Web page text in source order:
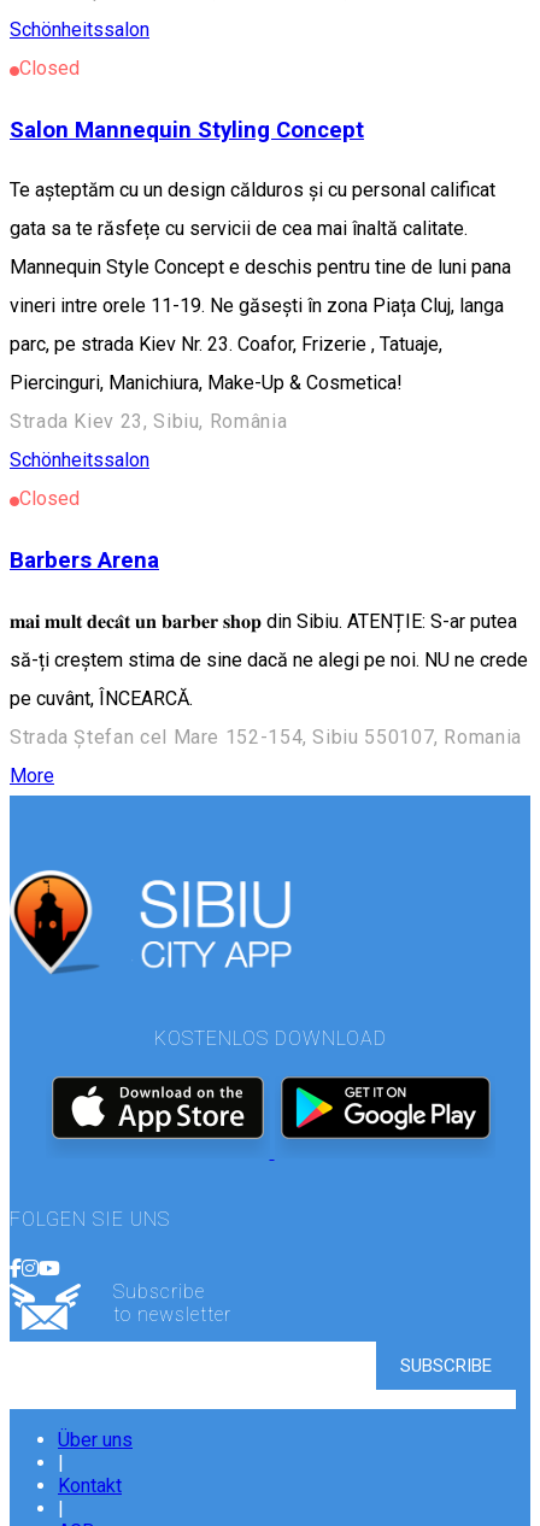
Schönheitssalon
Closed
Salon Mannequin Styling Concept
Te așteptăm cu un design călduros și cu personal calificat
gata sa te răsfețe cu servicii de cea mai înaltă calitate.
Mannequin Style Concept e deschis pentru tine de luni pana
vineri intre orele 11-19. Ne găsești în zona Piața Cluj, langa
parc, pe strada Kiev Nr. 23. Coafor, Frizerie , Tatuaje,
Piercinguri, Manichiura, Make-Up & Cosmetica!
Strada Kiev 23, Sibiu, România
Schönheitssalon
Closed
Barbers Arena
𝐦𝐚𝐢 𝐦𝐮𝐥𝐭 𝐝𝐞𝐜𝐚̂𝐭 𝐮𝐧 𝐛𝐚𝐫𝐛𝐞𝐫 𝐬𝐡𝐨𝐩 din Sibiu. ATENȚIE: S-ar putea
să-ți creștem stima de sine dacă ne alegi pe noi. NU ne crede
pe cuvânt, ÎNCEARCĂ.
Strada Ștefan cel Mare 152-154, Sibiu 550107, Romania
More
KOSTENLOS DOWNLOAD
FOLGEN SIE UNS
Subscribe
to newsletter
Über uns
|
Kontakt
|